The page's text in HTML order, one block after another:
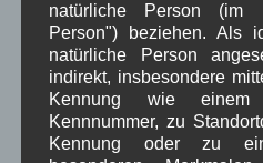
Am Freitag, den
09:30 Uhr am
natürliche Person (im
Person") beziehen. Als
natürliche Person
indirekt, insbesondere
Kennung wie
Kennnummer, zu
Kennung oder zu